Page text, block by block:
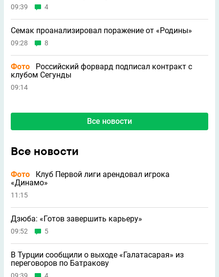
09:39 4
Семак проанализировал поражение от «Родины»
09:28 8
Фото
Российский форвард подписал контракт с
клубом Сегунды
09:14
Все новости
Все новости
Фото
Клуб Первой лиги арендовал игрока
«Динамо»
11:15
Дзюба: «Готов завершить карьеру»
09:52 5
В Турции сообщили о выходе «Галатасарая» из
переговоров по Батракову